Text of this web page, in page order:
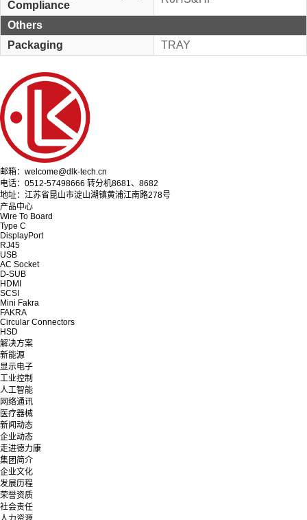
Compliance
Others
Packaging
TRAY
邮箱：welcome@dlk-tech.cn
电话：0512-57498666 转分机8681、8682
地址：江苏省昆山市淀山湖镇黄浦江南路278号
产品中心
Wire To Board
Type C
DisplayPort
RJ45
USB
AC Socket
D-SUB
HDMI
SCSI
Mini Fakra
FAKRA
Circular Connectors
HSD
解决方案
新能源
显示电子
工业控制
人工智能
网络通讯
医疗器械
新闻动态
企业动态
走进德力康
集团简介
企业文化
发展历程
荣誉资质
社会责任